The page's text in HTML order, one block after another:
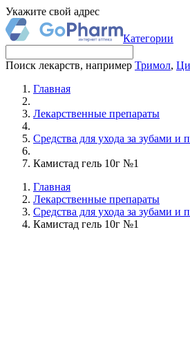
Укажите свой адрес
Категории
Поиск лекарств, например Тримол,
Главная
Лекарственные препараты
Средства для ухода за зубами и
Камистад гель 10г №1
Главная
Лекарственные препараты
Средства для ухода за зубами и
Камистад гель 10г №1